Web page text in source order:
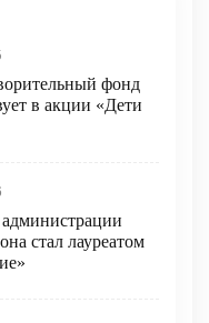
фонд
в акции «Дети
стал лауреатом